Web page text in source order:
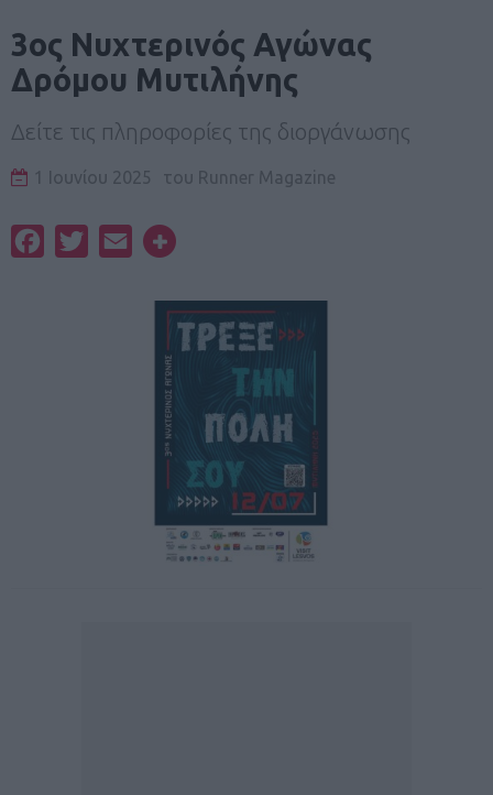
3oς Νυχτερινός Αγώνας
Δρόμου Μυτιλήνης
Δείτε τις πληροφορίες της διοργάνωσης
1 Ιουνίου 2025 του Runner Magazine
FacebookTwitterEmail